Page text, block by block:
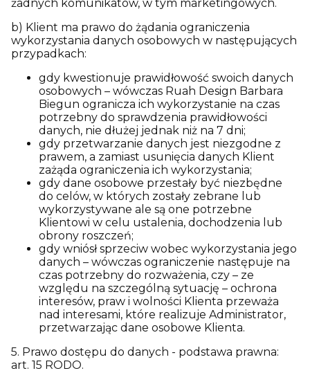
żadnych komunikatów, w tym marketingowych.
b) Klient ma prawo do żądania ograniczenia
wykorzystania danych osobowych w następujących
przypadkach:
gdy kwestionuje prawidłowość swoich danych
osobowych – wówczas Ruah Design Barbara
Biegun ogranicza ich wykorzystanie na czas
potrzebny do sprawdzenia prawidłowości
danych, nie dłużej jednak niż na 7 dni;
gdy przetwarzanie danych jest niezgodne z
prawem, a zamiast usunięcia danych Klient
zażąda ograniczenia ich wykorzystania;
gdy dane osobowe przestały być niezbędne
do celów, w których zostały zebrane lub
wykorzystywane ale są one potrzebne
Klientowi w celu ustalenia, dochodzenia lub
obrony roszczeń;
gdy wniósł sprzeciw wobec wykorzystania jego
danych – wówczas ograniczenie następuje na
czas potrzebny do rozważenia, czy – ze
względu na szczególną sytuację – ochrona
interesów, praw i wolności Klienta przeważa
nad interesami, które realizuje Administrator,
przetwarzając dane osobowe Klienta.
5. Prawo dostępu do danych - podstawa prawna:
art. 15 RODO.